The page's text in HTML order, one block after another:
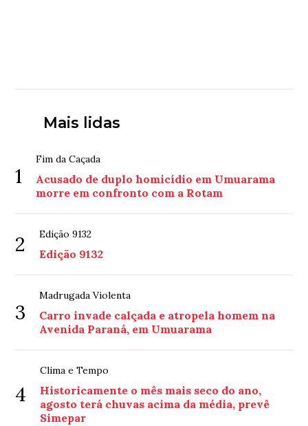
Mais lidas
1
Fim da Caçada
Acusado de duplo homicídio em Umuarama
morre em confronto com a Rotam
2 Edição 9132
Edição 9132
3
Madrugada Violenta
Carro invade calçada e atropela homem na
Avenida Paraná, em Umuarama
4
Clima e Tempo
Historicamente o mês mais seco do ano,
agosto terá chuvas acima da média, prevê
Simepar